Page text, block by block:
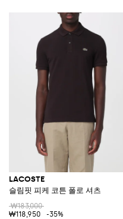
LACOSTE
슬림핏 피케 코튼 폴로 셔츠
₩183,000
₩118,950
-35%